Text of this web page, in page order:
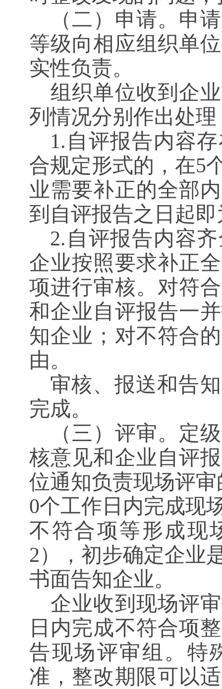
（二）申请。申
等级向相应组织单
实性负责。
组织单位收到企
列情况分别作出处理
1.自评报告内容
合规定形式的，在5
业需要补正的全部
到自评报告之日起
2.自评报告内容
企业按照要求补正
项进行审核。对符
和企业自评报告一
知企业；对不符合
由。
审核、报送和告
完成。
（三）评审。定
核意见和企业自评
位通知负责现场评
0个工作日内完成现
不符合项等形成现
2），初步确定企业
书面告知企业。
企业收到现场评
日内完成不符合项
告现场评审组。特
准，整改期限可以